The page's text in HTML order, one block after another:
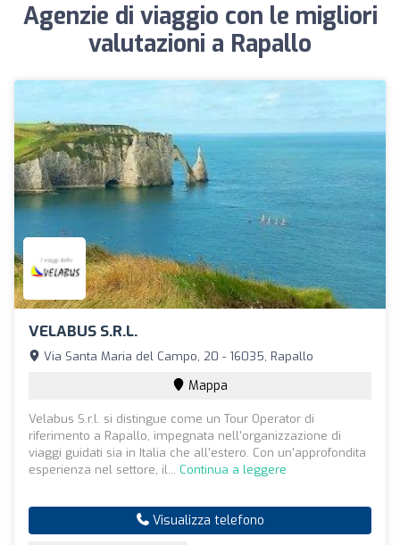
Agenzie di viaggio con le migliori
valutazioni a Rapallo
VELABUS S.r.l.
Via Santa Maria del Campo, 20 - 16035, Rapallo
Mappa
Velabus S.r.l. si distingue come un Tour Operator di
riferimento a Rapallo, impegnata nell'organizzazione di
viaggi guidati sia in Italia che all'estero. Con un'approfondita
esperienza nel settore, il... Continua a leggere
Visualizza telefono